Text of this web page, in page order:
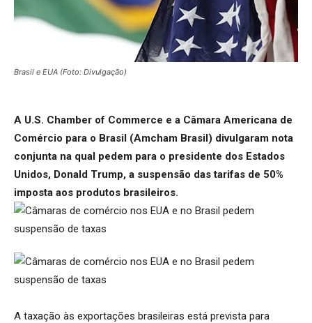
Brasil e EUA (Foto: Divulgação)
A U.S. Chamber of Commerce e a Câmara Americana de
Comércio para o Brasil (Amcham Brasil) divulgaram nota
conjunta na qual pedem para o presidente dos Estados
Unidos, Donald Trump, a suspensão das tarifas de 50%
imposta aos produtos brasileiros.
A taxação às exportações brasileiras está prevista para